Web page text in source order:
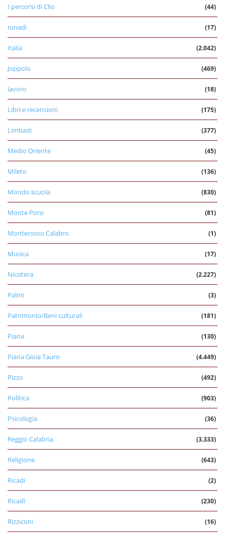
I percorsi di Clio (44)
Ionadi (17)
Italia (2.042)
Joppolo (469)
lavoro (18)
Libri e recensioni (175)
Limbadi (377)
Medio Oriente (45)
Mileto (136)
Mondo scuola (830)
Monte Poro (81)
Monterosso Calabro (1)
Musica (17)
Nicotera (2.227)
Palmi (3)
Patrimonio/Beni culturali (181)
Piana (130)
Piana Gioia Tauro (4.449)
Pizzo (492)
Politica (903)
Psicologia (36)
Reggio Calabria (3.333)
Religione (643)
Ricadi (2)
Ricadi (230)
Rizziconi (16)